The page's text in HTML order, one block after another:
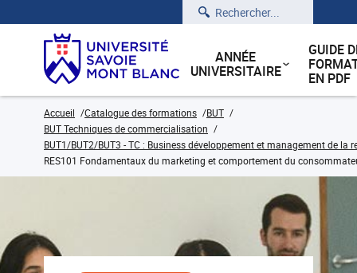
Rechercher
ANNÉE
UNIVERSITAIRE
GUIDE
EN PDF
Accueil Catalogue des formations
BUT
BUT Techniques de commercialisation
BUT1/BUT2/BUT3 - TC : Business développement et management de la
RES101 Fondamentaux du marketing et comportement du